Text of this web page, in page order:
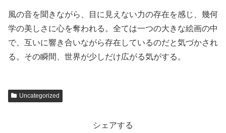
風の音を聞きながら、目に見えない力の存在を感じ、幾何
学の美しさに心を奪われる。全ては一つの大きな絵画の中
で、互いに響き合いながら存在しているのだと気づかされ
る。その瞬間、世界が少しだけ広がる気がする。
Uncategorized
シェアする